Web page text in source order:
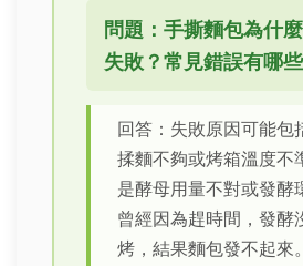
問題：手撕麵包為什
失敗？常見錯誤有哪
回答：失敗原因可能包
揉麵不夠或烤箱溫度不
是酵母用量不對或發酵
曾經因為趕時間，發酵
烤，結果麵包發不起來